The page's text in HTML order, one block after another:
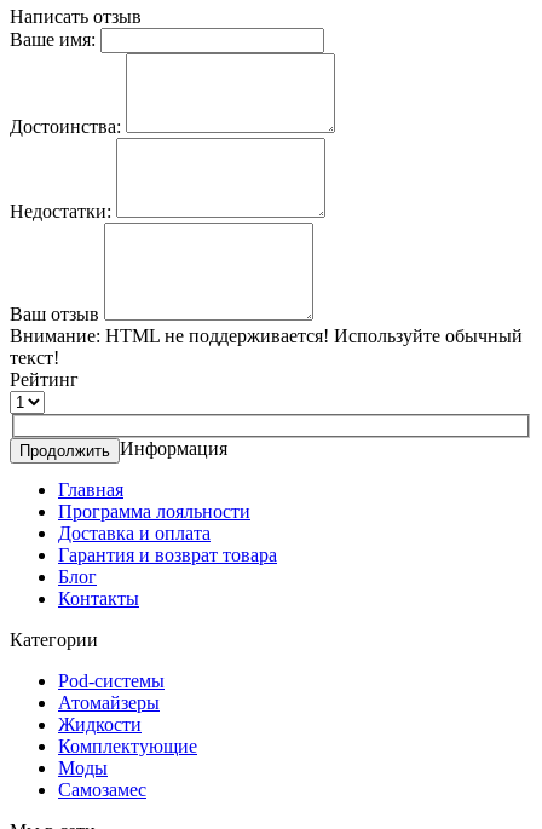
Написать отзыв
Ваше имя:
Достоинства:
Недостатки:
Ваш отзыв
Внимание: HTML не поддерживается! Используйте обычный
текст!
Рейтинг
Продолжить Информация
Главная
Программа лояльности
Доставка и оплата
Гарантия и возврат товара
Блог
Контакты
Категории
Pod-системы
Атомайзеры
Жидкости
Комплектующие
Моды
Самозамес